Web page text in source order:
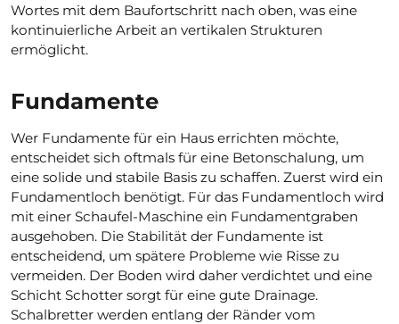
Wortes mit dem Baufortschritt nach oben, was eine
kontinuierliche Arbeit an vertikalen Strukturen
ermöglicht.
Fundamente
Wer Fundamente für ein Haus errichten möchte,
entscheidet sich oftmals für eine Betonschalung, um
eine solide und stabile Basis zu schaffen. Zuerst wird ein
Fundamentloch benötigt. Für das Fundamentloch wird
mit einer Schaufel-Maschine ein Fundamentgraben
ausgehoben. Die Stabilität der Fundamente ist
entscheidend, um spätere Probleme wie Risse zu
vermeiden. Der Boden wird daher verdichtet und eine
Schicht Schotter sorgt für eine gute Drainage.
Schalbretter werden entlang der Ränder vom